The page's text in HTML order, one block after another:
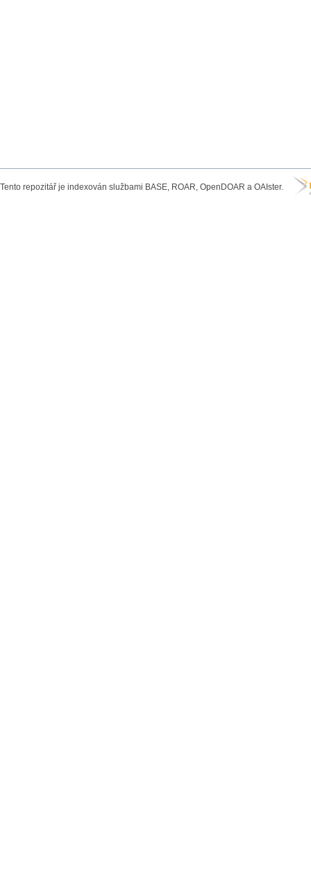
Tento repozitář je indexován službami BASE, ROAR, OpenDOAR a OAIster.